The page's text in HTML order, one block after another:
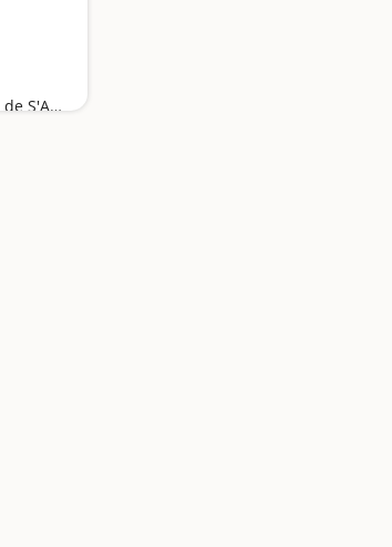
Recorrerem el litoral de la Costa Brava des de S'Agaró, Llançà i Cadaqués, i voregem la Costa Daurada a Roda de Berà i a l'Ametlla de Mar